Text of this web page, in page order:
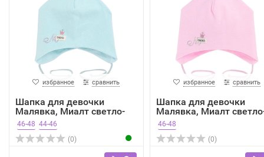
избранное сравнить
Шапка для девочки
Малявка, Миалт светло-
мят...
46-48 44-46
(0)
избранное сравнить
Шапка для девочки
Малявка, Миалт
роз...
46-48
(0)